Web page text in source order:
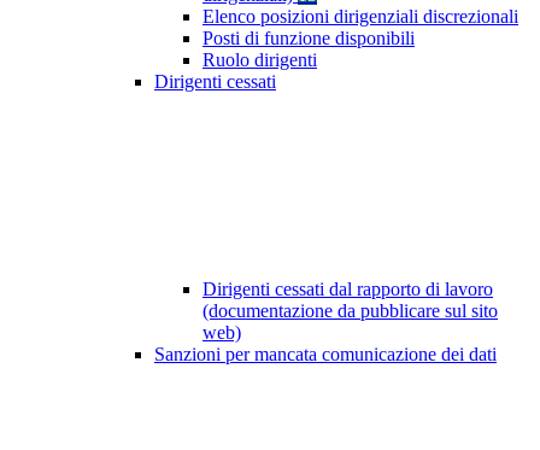
Elenco posizioni dirigenziali discrezionali
Posti di funzione disponibili
Ruolo dirigenti
Dirigenti cessati
Dirigenti cessati dal rapporto di lavoro
(documentazione da pubblicare sul sito
web)
Sanzioni per mancata comunicazione dei dati